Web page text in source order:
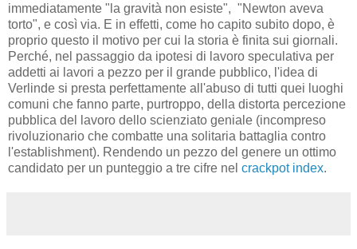
immediatamente "la gravità non esiste", "Newton aveva
torto", e così via. E in effetti, come ho capito subito dopo, è
proprio questo il motivo per cui la storia è finita sui giornali.
Perché, nel passaggio da ipotesi di lavoro speculativa per
addetti ai lavori a pezzo per il grande pubblico, l'idea di
Verlinde si presta perfettamente all'abuso di tutti quei luoghi
comuni che fanno parte, purtroppo, della distorta percezione
pubblica del lavoro dello scienziato geniale (incompreso
rivoluzionario che combatte una solitaria battaglia contro
l'establishment). Rendendo un pezzo del genere un ottimo
candidato per un punteggio a tre cifre nel crackpot index.